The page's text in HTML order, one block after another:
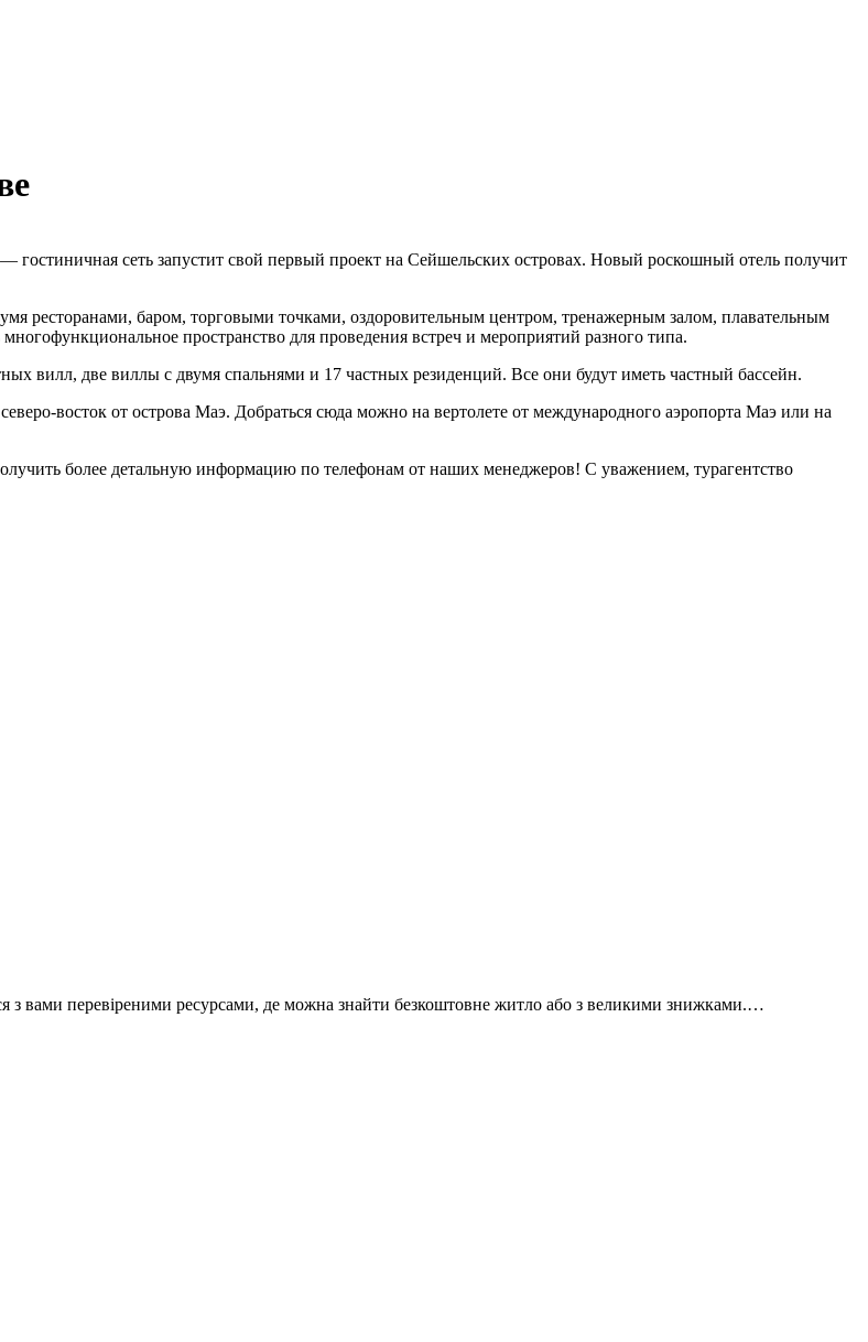
— гостиничная сеть запустит свой первый проект на Сейшельских островах. Новый роскошный отель получит
ресторанами, баром, торговыми точками, оздоровительным центром, тренажерным залом, плавательным
пространство для проведения встреч и мероприятий разного типа.
вилл, две виллы с двумя спальнями и 17 частных резиденций. Все они будут иметь частный бассейн.
восток от острова Маэ. Добраться сюда можно на вертолете от международного аэропорта Маэ или на
более детальную информацию по телефонам от наших менеджеров! С уважением, турагентство
з вами перевіреними ресурсами, де можна знайти безкоштовне житло або з великими знижками.…